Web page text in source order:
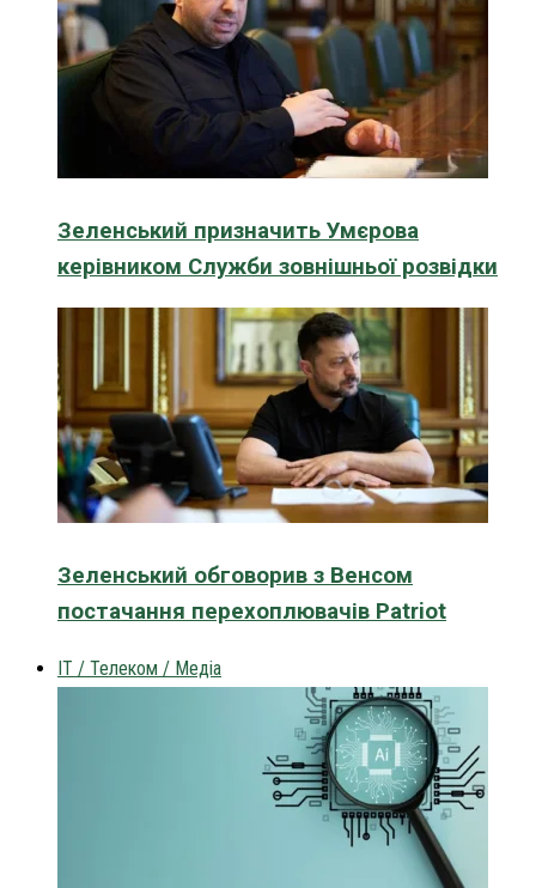
Зеленський призначить Умєрова
керівником Служби зовнішньої розвідки
Зеленський обговорив з Венсом
постачання перехоплювачів Patriot
IT / Телеком / Медіа